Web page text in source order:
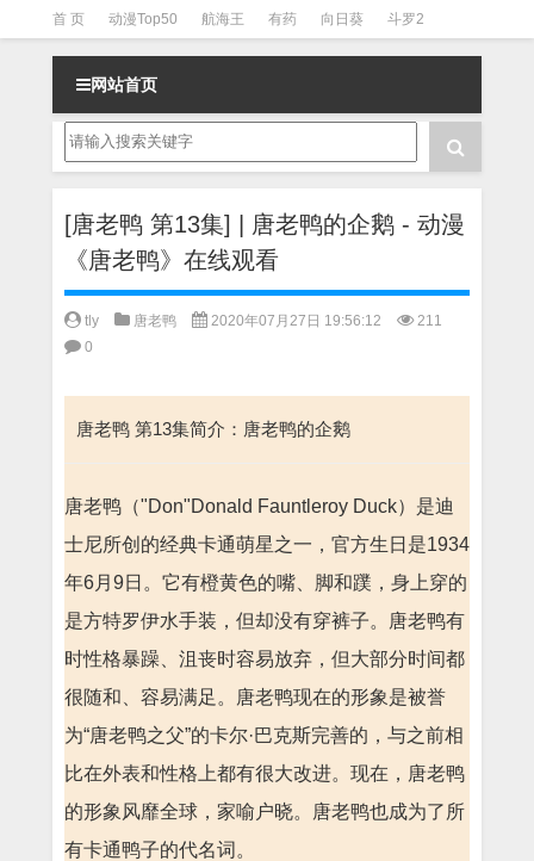
首 页 动漫Top50 航海王 有药 向日葵 斗罗2
斗罗3 火影 一拳超人 柯南 阴阳师 节目清单
网站首页
[唐老鸭 第13集] | 唐老鸭的企鹅 - 动漫
《唐老鸭》在线观看
tly 唐老鸭 2020年07月27日 19:56:12
211
0
唐老鸭 第13集简介：唐老鸭的企鹅
唐老鸭（"Don"Donald Fauntleroy Duck）是迪
士尼所创的经典卡通萌星之一，官方生日是1934
年6月9日。它有橙黄色的嘴、脚和蹼，身上穿的
是方特罗伊水手装，但却没有穿裤子。唐老鸭有
时性格暴躁、沮丧时容易放弃，但大部分时间都
很随和、容易满足。唐老鸭现在的形象是被誉
为“唐老鸭之父”的卡尔·巴克斯完善的，与之前相
比在外表和性格上都有很大改进。现在，唐老鸭
的形象风靡全球，家喻户晓。唐老鸭也成为了所
有卡通鸭子的代名词。